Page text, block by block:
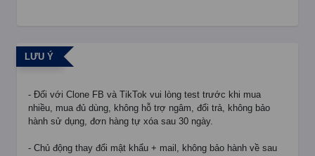
LƯU Ý
- Đối với Clone FB và TikTok vui lòng test trước khi mua
nhiều, mua đủ dùng, không hỗ trợ ngâm, đổi trả, không bảo
hành sử dụng, đơn hàng tự xóa sau 30 ngày.
- Chủ động thay đổi mật khẩu + mail, không bảo hành về sau